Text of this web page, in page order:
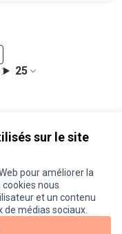
sur le site
pour améliorer la
nous
et un contenu
médias sociaux.
25